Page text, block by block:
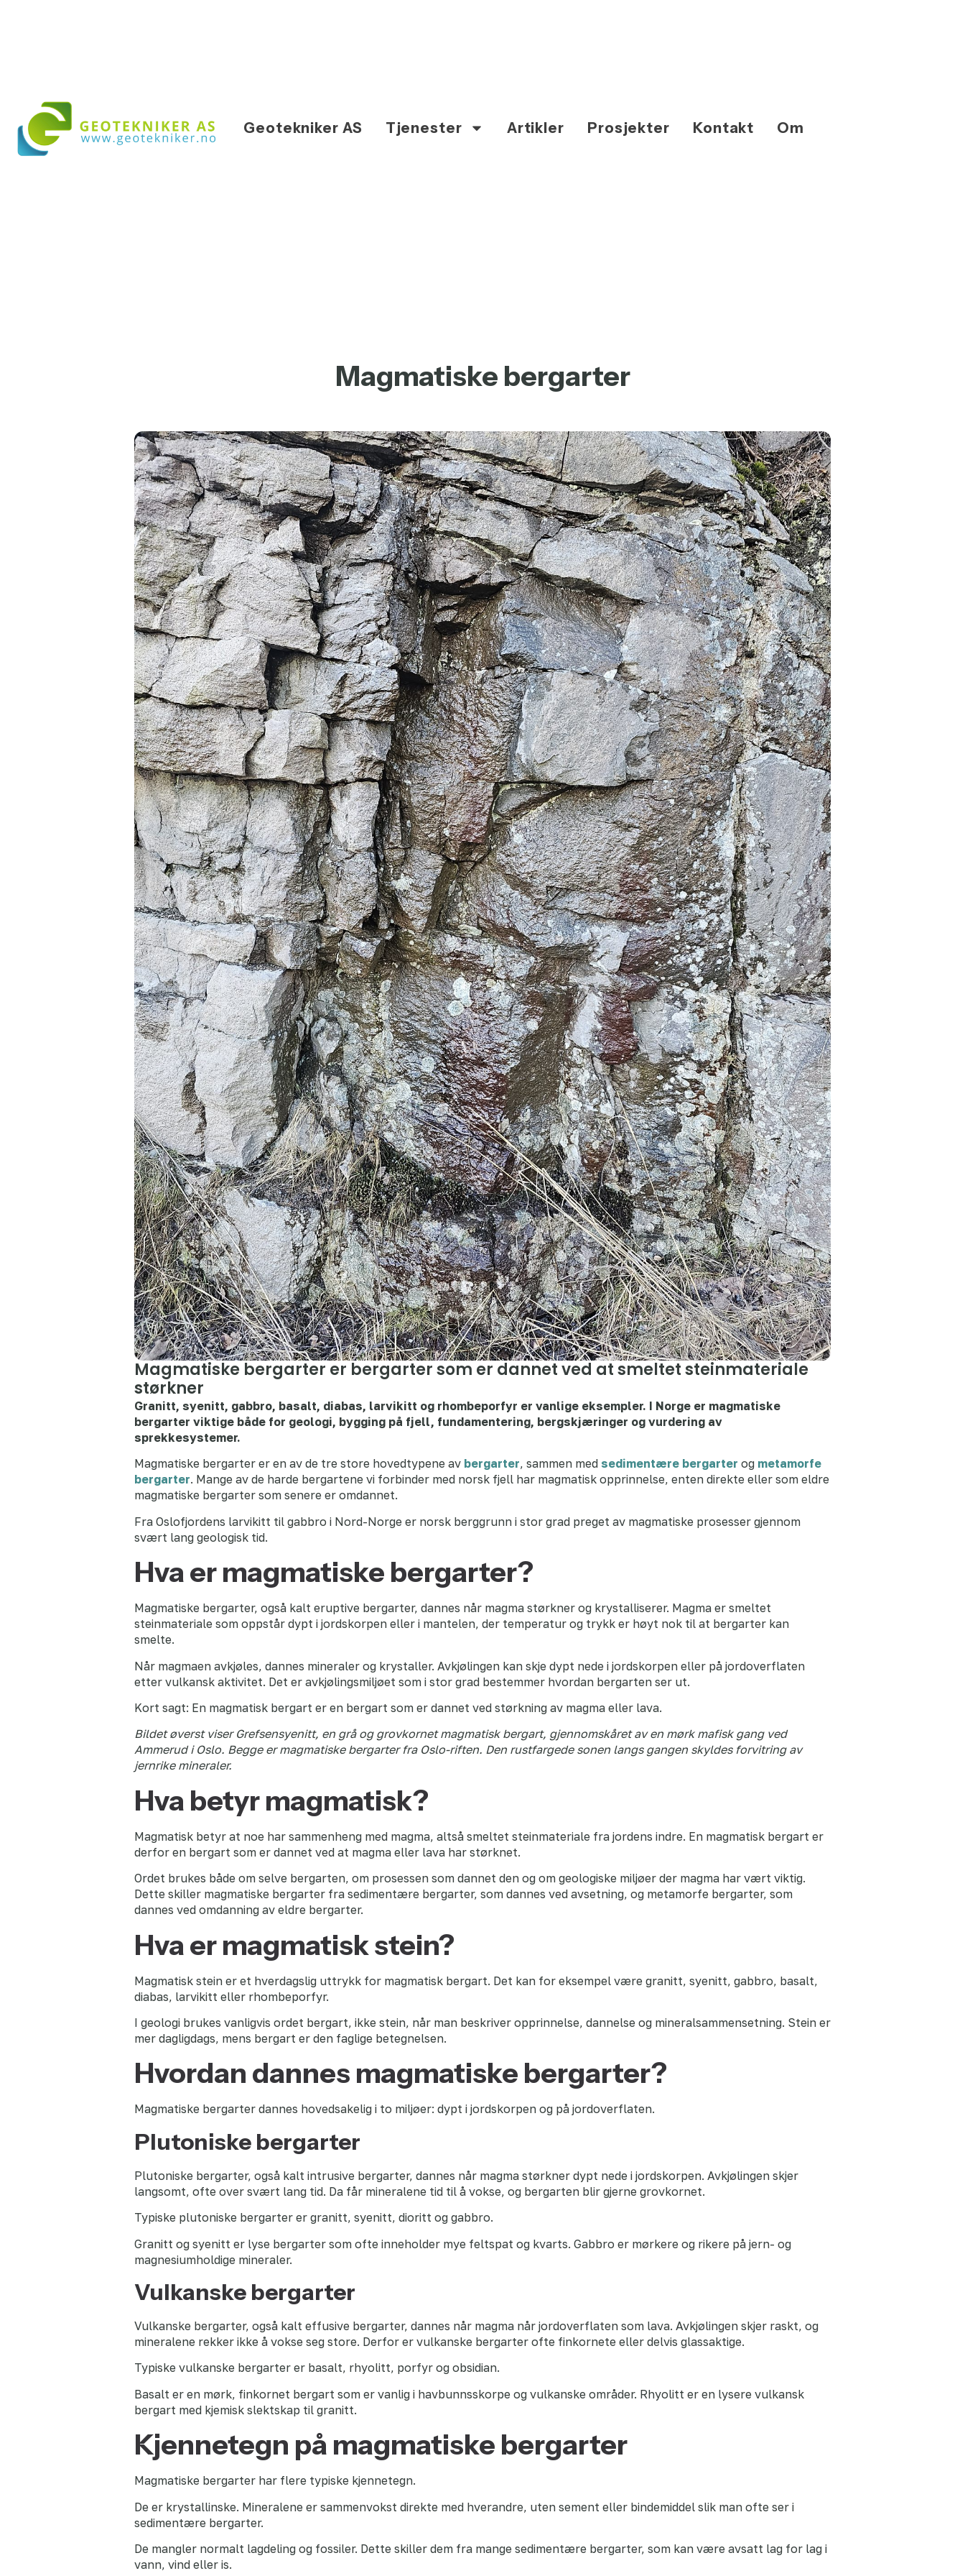
Geotekniker AS Tjenester Artikler Prosjekter Kontakt Om
Magmatiske bergarter
Magmatiske bergarter er bergarter som er dannet ved at smeltet steinmateriale
størkner
Granitt, syenitt, gabbro, basalt, diabas, larvikitt og rhombeporfyr er vanlige eksempler. I Norge er magmatiske
bergarter viktige både for geologi, bygging på fjell, fundamentering, bergskjæringer og vurdering av
sprekkesystemer.
Magmatiske bergarter er en av de tre store hovedtypene av bergarter, sammen med sedimentære bergarter og metamorfe
bergarter. Mange av de harde bergartene vi forbinder med norsk fjell har magmatisk opprinnelse, enten direkte eller som eldre
magmatiske bergarter som senere er omdannet.
Fra Oslofjordens larvikitt til gabbro i Nord-Norge er norsk berggrunn i stor grad preget av magmatiske prosesser gjennom
svært lang geologisk tid.
Hva er magmatiske bergarter?
Magmatiske bergarter, også kalt eruptive bergarter, dannes når magma størkner og krystalliserer. Magma er smeltet
steinmateriale som oppstår dypt i jordskorpen eller i mantelen, der temperatur og trykk er høyt nok til at bergarter kan
smelte.
Når magmaen avkjøles, dannes mineraler og krystaller. Avkjølingen kan skje dypt nede i jordskorpen eller på jordoverflaten
etter vulkansk aktivitet. Det er avkjølingsmiljøet som i stor grad bestemmer hvordan bergarten ser ut.
Kort sagt: En magmatisk bergart er en bergart som er dannet ved størkning av magma eller lava.
Bildet øverst viser Grefsensyenitt, en grå og grovkornet magmatisk bergart, gjennomskåret av en mørk mafisk gang ved
Ammerud i Oslo. Begge er magmatiske bergarter fra Oslo-riften. Den rustfargede sonen langs gangen skyldes forvitring av
jernrike mineraler.
Hva betyr magmatisk?
Magmatisk betyr at noe har sammenheng med magma, altså smeltet steinmateriale fra jordens indre. En magmatisk bergart er
derfor en bergart som er dannet ved at magma eller lava har størknet.
Ordet brukes både om selve bergarten, om prosessen som dannet den og om geologiske miljøer der magma har vært viktig.
Dette skiller magmatiske bergarter fra sedimentære bergarter, som dannes ved avsetning, og metamorfe bergarter, som
dannes ved omdanning av eldre bergarter.
Hva er magmatisk stein?
Magmatisk stein er et hverdagslig uttrykk for magmatisk bergart. Det kan for eksempel være granitt, syenitt, gabbro, basalt,
diabas, larvikitt eller rhombeporfyr.
I geologi brukes vanligvis ordet bergart, ikke stein, når man beskriver opprinnelse, dannelse og mineralsammensetning. Stein er
mer dagligdags, mens bergart er den faglige betegnelsen.
Hvordan dannes magmatiske bergarter?
Magmatiske bergarter dannes hovedsakelig i to miljøer: dypt i jordskorpen og på jordoverflaten.
Plutoniske bergarter
Plutoniske bergarter, også kalt intrusive bergarter, dannes når magma størkner dypt nede i jordskorpen. Avkjølingen skjer
langsomt, ofte over svært lang tid. Da får mineralene tid til å vokse, og bergarten blir gjerne grovkornet.
Typiske plutoniske bergarter er granitt, syenitt, dioritt og gabbro.
Granitt og syenitt er lyse bergarter som ofte inneholder mye feltspat og kvarts. Gabbro er mørkere og rikere på jern- og
magnesiumholdige mineraler.
Vulkanske bergarter
Vulkanske bergarter, også kalt effusive bergarter, dannes når magma når jordoverflaten som lava. Avkjølingen skjer raskt, og
mineralene rekker ikke å vokse seg store. Derfor er vulkanske bergarter ofte finkornete eller delvis glassaktige.
Typiske vulkanske bergarter er basalt, rhyolitt, porfyr og obsidian.
Basalt er en mørk, finkornet bergart som er vanlig i havbunnsskorpe og vulkanske områder. Rhyolitt er en lysere vulkansk
bergart med kjemisk slektskap til granitt.
Kjennetegn på magmatiske bergarter
Magmatiske bergarter har flere typiske kjennetegn.
De er krystallinske. Mineralene er sammenvokst direkte med hverandre, uten sement eller bindemiddel slik man ofte ser i
sedimentære bergarter.
De mangler normalt lagdeling og fossiler. Dette skiller dem fra mange sedimentære bergarter, som kan være avsatt lag for lag i
vann, vind eller is.